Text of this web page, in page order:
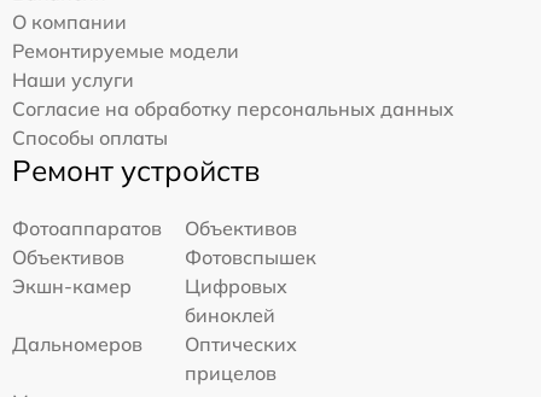
О компании
Ремонтируемые модели
Наши услуги
Согласие на обработку персональных данных
Способы оплаты
Ремонт устройств
Фотоаппаратов
Объективов
Объективов
Фотовспышек
Экшн-камер
Цифровых
биноклей
Дальномеров
Оптических
прицелов